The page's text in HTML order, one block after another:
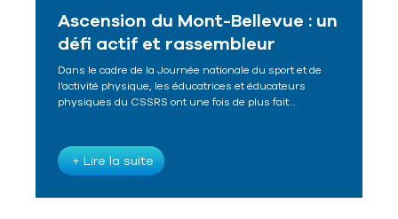
Ascension du Mont-Bellevue : un
défi actif et rassembleur
Dans le cadre de la Journée nationale du sport et de
l’activité physique, les éducatrices et éducateurs
physiques du CSSRS ont une fois de plus fait…
+ Lire la suite